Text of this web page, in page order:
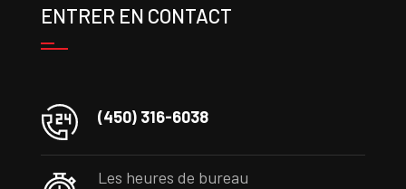
ENTRER EN CONTACT
(450) 316-6038
Les heures de bureau